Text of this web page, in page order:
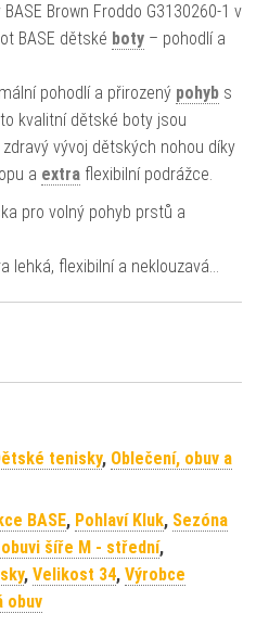
Brown Froddo G3130260-1 v
BASE dětské boty – pohodlí a
pohodlí a přirozený pohyb s
kvalitní dětské boty jsou
vývoj dětských nohou díky
a extra flexibilní podrážce.
pro volný pohyb prstů a
lehká, flexibilní a neklouzavá…
tenisky, Oblečení, obuv a
BASE, Pohlaví Kluk, Sezóna
šíře M - střední,
, Velikost 34, Výrobce
obuv